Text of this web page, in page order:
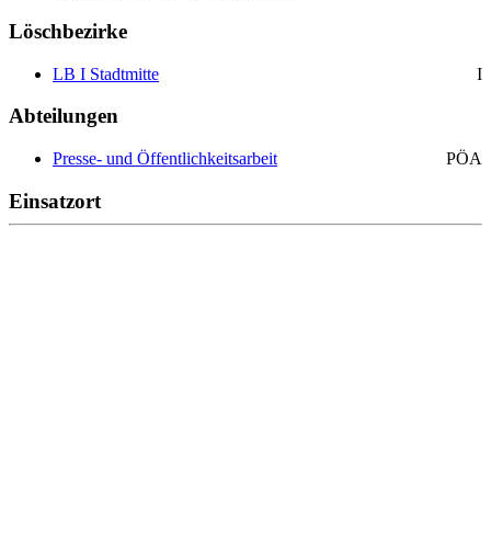
Löschbezirke
LB I Stadtmitte I
Abteilungen
Presse- und Öffentlichkeitsarbeit PÖA
Einsatzort